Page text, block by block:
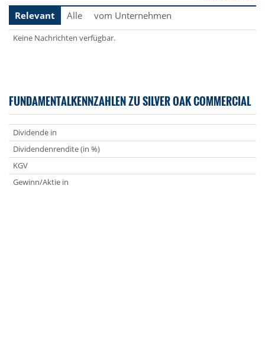
Relevant
Alle vom Unternehmen
Keine Nachrichten verfügbar.
FUNDAMENTALKENNZAHLEN ZU SILVER OAK COMMERCIAL
Dividende in
Dividendenrendite (in %)
KGV
Gewinn/Aktie in